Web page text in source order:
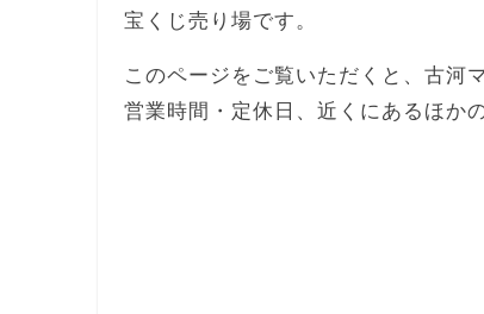
宝くじ売り場です。
このページをご覧いただくと、古河
営業時間・定休日、近くにあるほか